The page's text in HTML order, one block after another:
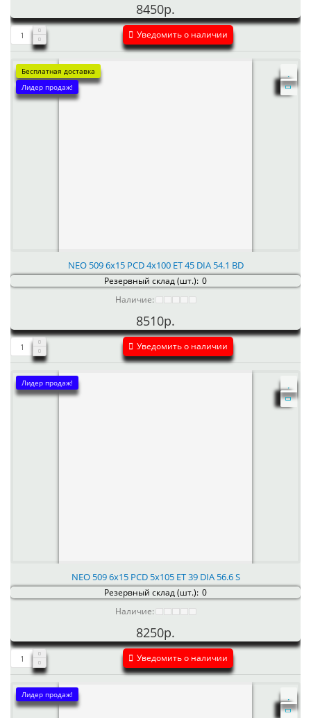
8450р.
Уведомить о наличии
Бесплатная доставка
Лидер продаж!
NEO 509 6x15 PCD 4x100 ET 45 DIA 54.1 BD
Резервный склад (шт.): 0
Наличие:
8510р.
Уведомить о наличии
Лидер продаж!
NEO 509 6x15 PCD 5x105 ET 39 DIA 56.6 S
Резервный склад (шт.): 0
Наличие:
8250р.
Уведомить о наличии
Лидер продаж!